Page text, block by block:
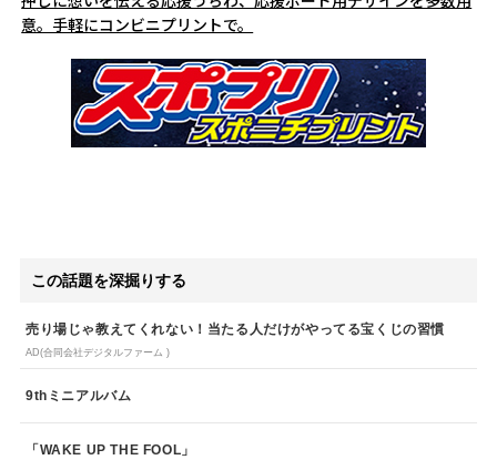
意。手軽にコンビニプリントで。
この話題を深掘りする
売り場じゃ教えてくれない！当たる人だけがやってる宝くじの習慣
AD(合同会社デジタルファーム )
9thミニアルバム
「WAKE UP THE FOOL」